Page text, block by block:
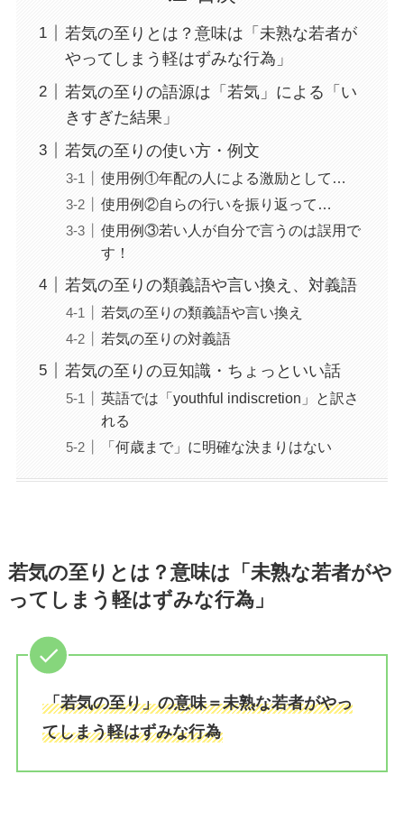
若気の至りとは？意味は「未熟な若者が
やってしまう軽はずみな行為」
若気の至りの語源は「若気」による「い
きすぎた結果」
若気の至りの使い方・例文
使用例①年配の人による激励として…
使用例②自らの行いを振り返って…
使用例③若い人が自分で言うのは誤用で
す！
若気の至りの類義語や言い換え、対義語
若気の至りの類義語や言い換え
若気の至りの対義語
若気の至りの豆知識・ちょっといい話
英語では「youthful indiscretion」と訳さ
れる
「何歳まで」に明確な決まりはない
若気の至りとは？意味は「未熟な若者がや
ってしまう軽はずみな行為」
「若気の至り」の意味＝未熟な若者がやっ
てしまう軽はずみな行為